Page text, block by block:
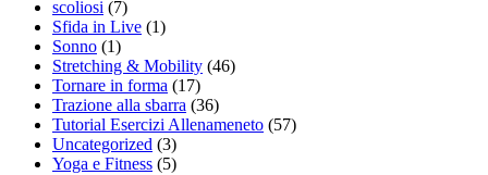
scoliosi (7)
Sfida in Live (1)
Sonno (1)
Stretching & Mobility (46)
Tornare in forma (17)
Trazione alla sbarra (36)
Tutorial Esercizi Allenameneto (57)
Uncategorized (3)
Yoga e Fitness (5)